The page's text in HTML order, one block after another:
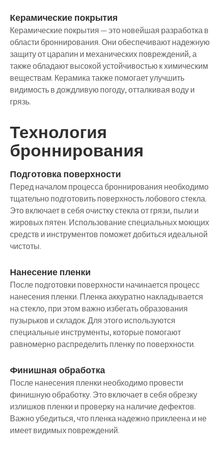
Керамические покрытия
Керамические покрытия — это новейшая разработка в
области броннирования. Они обеспечивают надежную
защиту от царапин и механических повреждений, а
также обладают высокой устойчивостью к химическим
веществам. Керамика также помогает улучшить
видимость в дождливую погоду, отталкивая воду и
грязь.
Технология
броннирования
Подготовка поверхности
Перед началом процесса броннирования необходимо
тщательно подготовить поверхность лобового стекла.
Это включает в себя очистку стекла от грязи, пыли и
жировых пятен. Использование специальных моющих
средств и инструментов поможет добиться идеальной
чистоты.
Нанесение пленки
После подготовки поверхности начинается процесс
нанесения пленки. Пленка аккуратно накладывается
на стекло, при этом важно избегать образования
пузырьков и складок. Для этого используются
специальные инструменты, которые помогают
равномерно распределить пленку по поверхности.
Финишная обработка
После нанесения пленки необходимо провести
финишную обработку. Это включает в себя обрезку
излишков пленки и проверку на наличие дефектов.
Важно убедиться, что пленка надежно приклеена и не
имеет видимых повреждений.